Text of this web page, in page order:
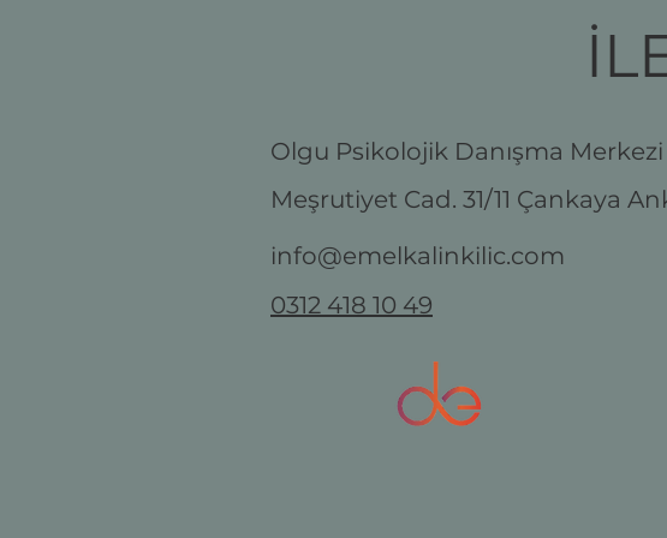
0312 418 10 49
Olgu Psikolojik Danışma Merkezi
Meşrutiyet Cad. 31/11 Çankaya
info@emelkalinkilic.com